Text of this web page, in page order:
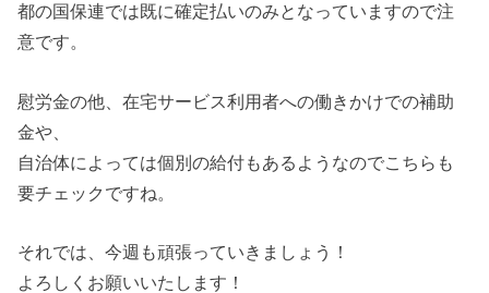
都の国保連では既に確定払いのみとなっていますので注
意です。
慰労金の他、在宅サービス利用者への働きかけでの補助
金や、
自治体によっては個別の給付もあるようなのでこちらも
要チェックですね。
それでは、今週も頑張っていきましょう！
よろしくお願いいたします！